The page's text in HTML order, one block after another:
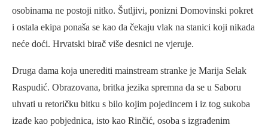
osobinama ne postoji nitko. Šutljivi, ponizni Domovinski pokret
i ostala ekipa ponaša se kao da čekaju vlak na stanici koji nikada
neće doći. Hrvatski birač više desnici ne vjeruje.
Druga dama koja unerediti mainstream stranke je Marija Selak
Raspudić. Obrazovana, britka jezika spremna da se u Saboru
uhvati u retoričku bitku s bilo kojim pojedincem i iz tog sukoba
izađe kao pobjednica, isto kao Rinčić, osoba s izgrađenim